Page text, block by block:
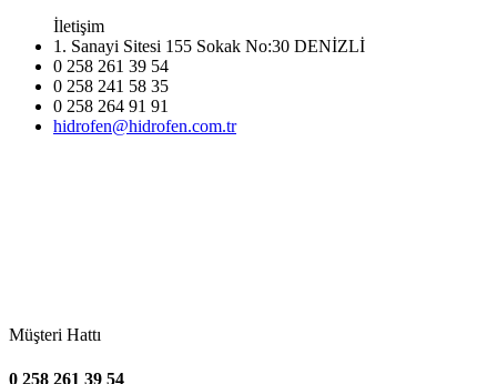
İletişim
1. Sanayi Sitesi 155 Sokak No:30 DENİZLİ
0 258 261 39 54
0 258 241 58 35
0 258 264 91 91
hidrofen@hidrofen.com.tr
Müşteri Hattı
0 258 261 39 54